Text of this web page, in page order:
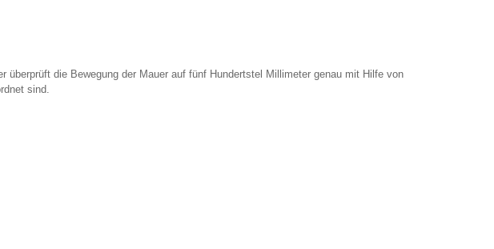
überprüft die Bewegung der Mauer auf fünf Hundertstel Millimeter genau mit Hilfe von
sind.